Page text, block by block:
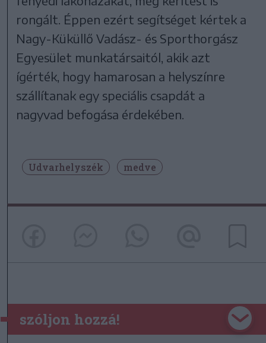
rongált. Éppen ezért segítséget kértek a
Nagy-Küküllő Vadász- és Sporthorgász
Egyesület munkatársaitól, akik azt
ígérték, hogy hamarosan a helyszínre
szállítanak egy speciális csapdát a
nagyvad befogása érdekében.
Udvarhelyszék medve
szóljon hozzá!